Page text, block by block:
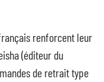
renforcent leur
(éditeur du
de retrait type